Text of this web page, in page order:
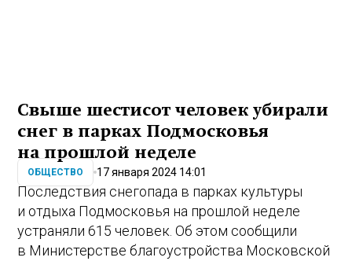
Свыше шестисот человек убирали
снег в парках Подмосковья
на прошлой неделе
ОБЩЕСТВО 17 января 2024 14:01
Последствия снегопада в парках культуры
и отдыха Подмосковья на прошлой неделе
устраняли 615 человек. Об этом сообщили
в Министерстве благоустройства Московской